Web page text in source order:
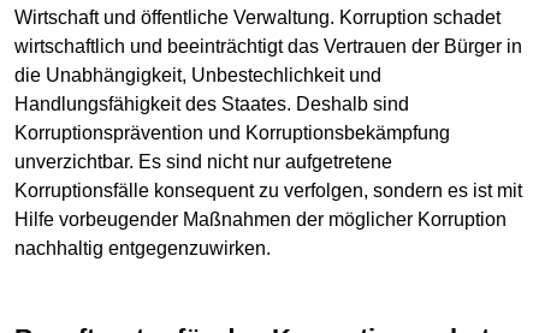
Wirtschaft und öffentliche Verwaltung. Korruption schadet
wirtschaftlich und beeinträchtigt das Vertrauen der Bürger in
die Unabhängigkeit, Unbestechlichkeit und
Handlungsfähigkeit des Staates. Deshalb sind
Korruptionsprävention und Korruptionsbekämpfung
unverzichtbar. Es sind nicht nur aufgetretene
Korruptionsfälle konsequent zu verfolgen, sondern es ist mit
Hilfe vorbeugender Maßnahmen der möglicher Korruption
nachhaltig entgegenzuwirken.